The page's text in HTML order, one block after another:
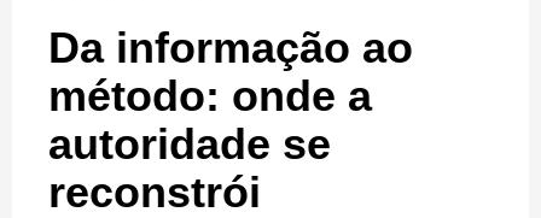
Da informação ao
método: onde a
autoridade se
reconstrói